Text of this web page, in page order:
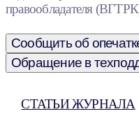
правообладателя
Сообщить об
Обращение в
СТАТЬИ ЖУРНАЛА